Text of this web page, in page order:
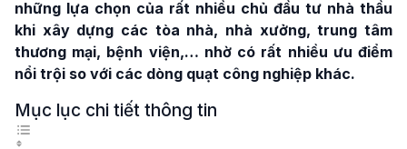
những lựa chọn của rất nhiều chủ đầu tư nhà thầu
khi xây dựng các tòa nhà, nhà xưởng, trung tâm
thương mại, bệnh viện,… nhờ có rất nhiều ưu điểm
nổi trội so với các dòng quạt công nghiệp khác.
Mục lục chi tiết thông tin